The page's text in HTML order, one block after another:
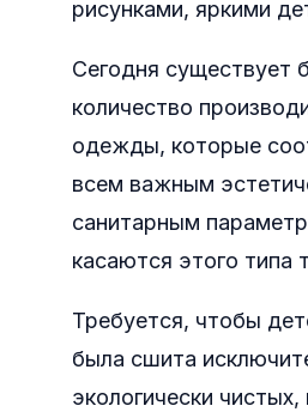
рисунками, яркими
Сегодня существует
количество
одежды, которые
всем важным
санитарным
касаются этого типа
Требуется, чтобы
была сшита
экологически